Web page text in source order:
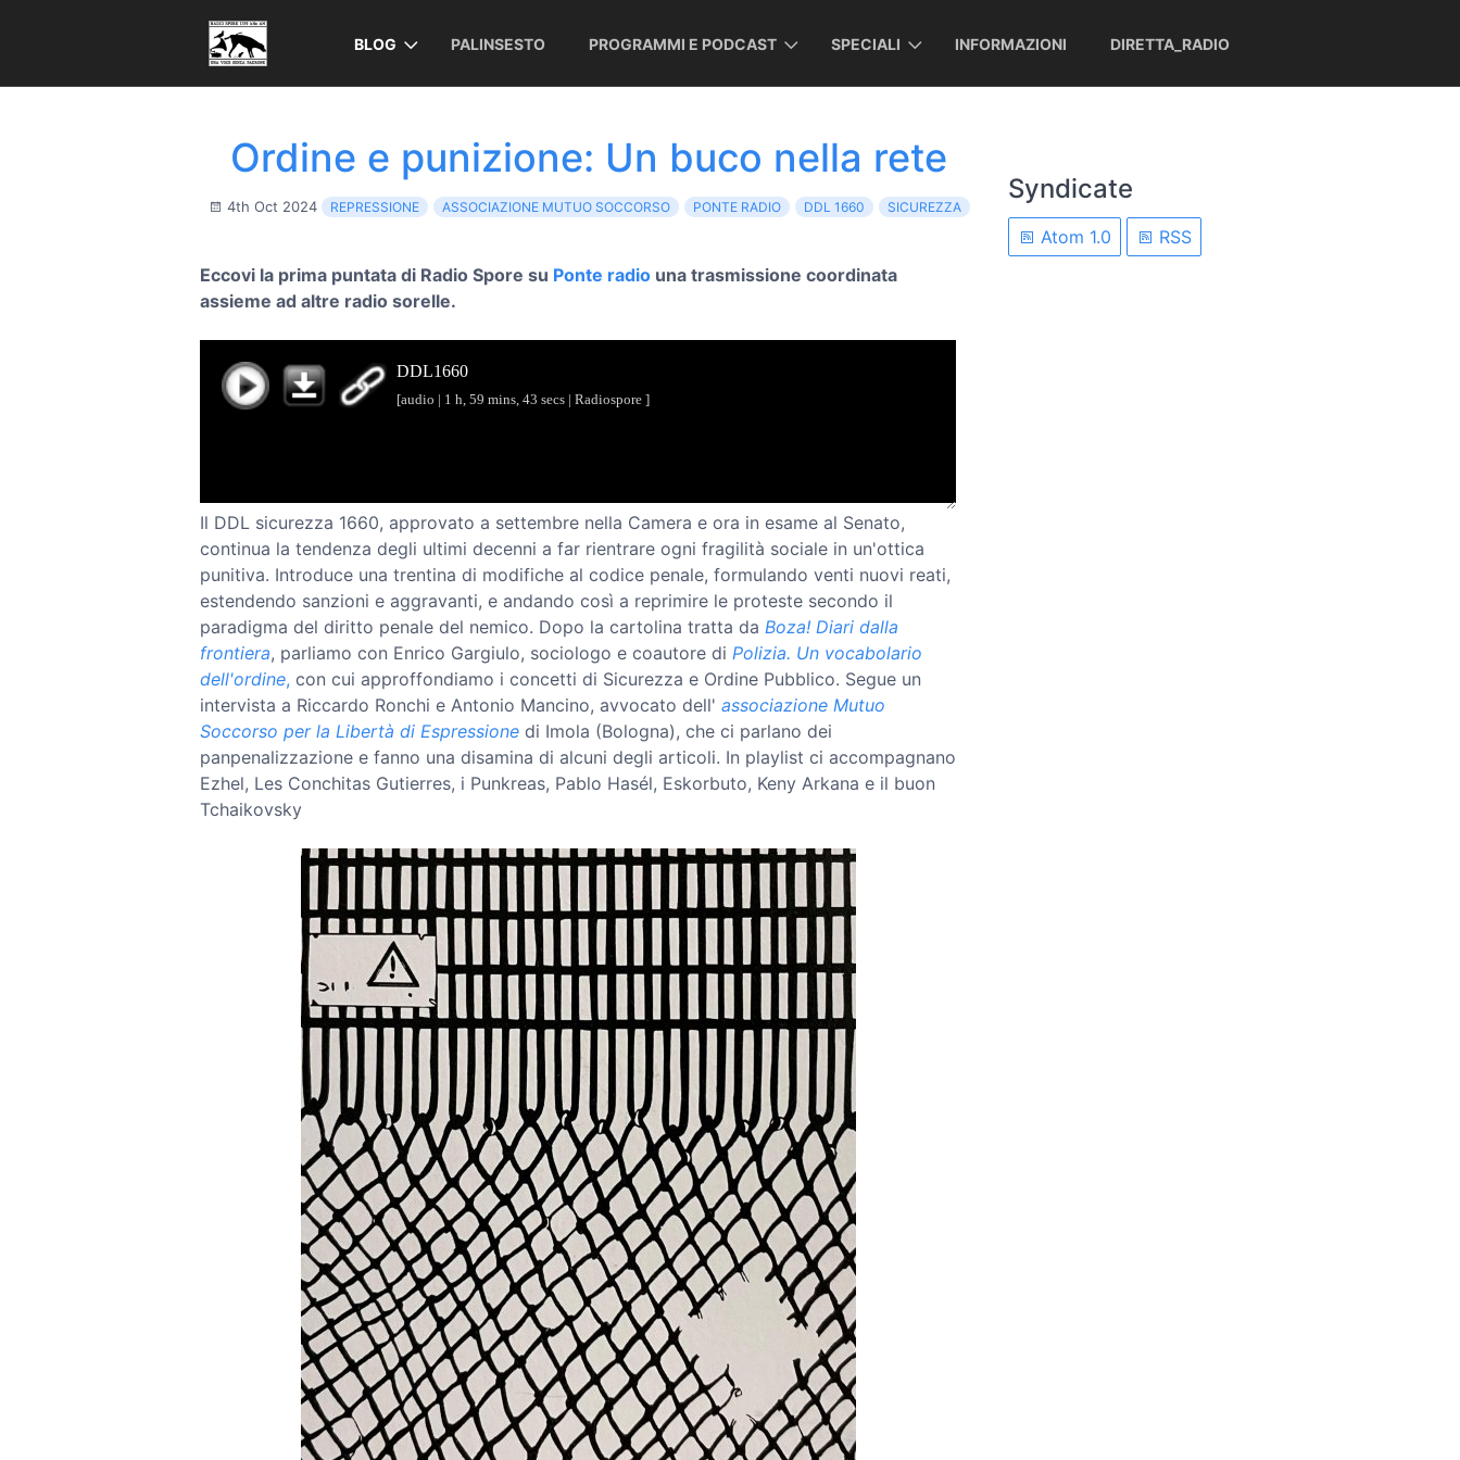
BLOG PALINSESTO PROGRAMMI E PODCAST SPECIALI INFORMAZIONI DIRETTA_RADIO
Ordine e punizione: Un buco nella rete
4th Oct 2024 REPRESSIONE ASSOCIAZIONE MUTUO SOCCORSO PONTE RADIO DDL 1660 SICUREZZA
Eccovi la prima puntata di Radio Spore su Ponte radio una trasmissione coordinata
assieme ad altre radio sorelle.
Il DDL sicurezza 1660, approvato a settembre nella Camera e ora in esame al Senato,
continua la tendenza degli ultimi decenni a far rientrare ogni fragilità sociale in un'ottica
punitiva. Introduce una trentina di modifiche al codice penale, formulando venti nuovi reati,
estendendo sanzioni e aggravanti, e andando così a reprimire le proteste secondo il
paradigma del diritto penale del nemico. Dopo la cartolina tratta da Boza! Diari dalla
frontiera, parliamo con Enrico Gargiulo, sociologo e coautore di Polizia. Un vocabolario
dell'ordine, con cui approffondiamo i concetti di Sicurezza e Ordine Pubblico. Segue un
intervista a Riccardo Ronchi e Antonio Mancino, avvocato dell' associazione Mutuo
Soccorso per la Libertà di Espressione di Imola (Bologna), che ci parlano dei
panpenalizzazione e fanno una disamina di alcuni degli articoli. In playlist ci accompagnano
Ezhel, Les Conchitas Gutierres, i Punkreas, Pablo Hasél, Eskorbuto, Keny Arkana e il buon
Tchaikovsky
Syndicate
Atom 1.0 RSS